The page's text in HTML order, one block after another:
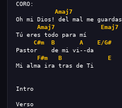
CORO:
Amaj7
Oh mi Dios! del mal me guardas
Amaj7
Emaj7
Tú eres todo para mí
C#m
B A
E/G#
Pastor    de mi vi--da
F#m
B
E
Mi alma ira tras de Ti
Intro
Verso